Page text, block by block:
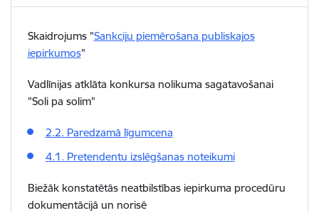
Skaidrojums "Sankciju piemērošana publiskajos
iepirkumos"
Vadlīnijas atklāta konkursa nolikuma sagatavošanai
"Soli pa solim"
2.2. Paredzamā līgumcena
4.1. Pretendentu izslēgšanas noteikumi
Biežāk konstatētās neatbilstības iepirkuma procedūru
dokumentācijā un norisē